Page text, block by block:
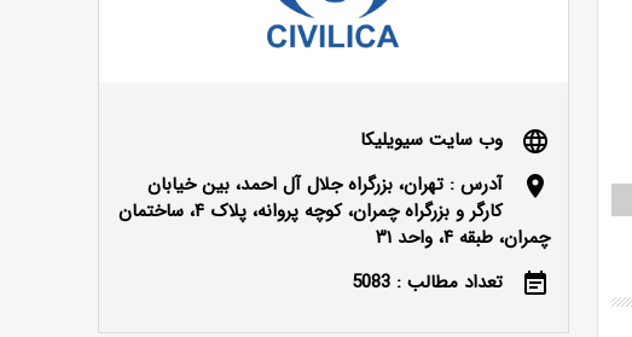
language
وب سایت سیویلیکا
location_on
آدرس : تهران، بزرگراه جلال آل احمد، بین خیابان
کارگر و بزرگراه چمران، کوچه پروانه، پلاک ۴، ساختمان
چمران، طبقه ۴، واحد ۳۱
event_note
تعداد مطالب : 5083